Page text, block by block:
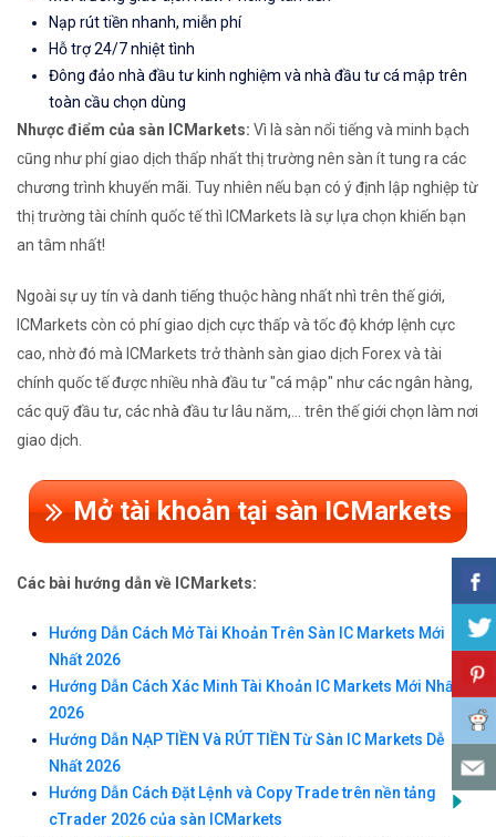
Nạp rút tiền nhanh, miễn phí
Hỗ trợ 24/7 nhiệt tình
Đông đảo nhà đầu tư kinh nghiệm và nhà đầu tư cá mập trên
toàn cầu chọn dùng
Nhược điểm của sàn ICMarkets: Vì là sàn nổi tiếng và minh bạch
cũng như phí giao dịch thấp nhất thị trường nên sàn ít tung ra các
chương trình khuyến mãi. Tuy nhiên nếu bạn có ý định lập nghiệp từ
thị trường tài chính quốc tế thì ICMarkets là sự lựa chọn khiến bạn
an tâm nhất!
Ngoài sự uy tín và danh tiếng thuộc hàng nhất nhì trên thế giới,
ICMarkets còn có phí giao dịch cực thấp và tốc độ khớp lệnh cực
cao, nhờ đó mà ICMarkets trở thành sàn giao dịch Forex và tài
chính quốc tế được nhiều nhà đầu tư "cá mập" như các ngân hàng,
các quỹ đầu tư, các nhà đầu tư lâu năm,... trên thế giới chọn làm nơi
giao dịch.
Mở tài khoản tại sàn ICMarkets
Các bài hướng dẫn về ICMarkets:
Hướng Dẫn Cách Mở Tài Khoản Trên Sàn IC Markets Mới
Nhất 2026
Hướng Dẫn Cách Xác Minh Tài Khoản IC Markets Mới Nhất
2026
Hướng Dẫn NẠP TIỀN Và RÚT TIỀN Từ Sàn IC Markets Dễ
Nhất 2026
Hướng Dẫn Cách Đặt Lệnh và Copy Trade trên nền tảng
cTrader 2026 của sàn ICMarkets